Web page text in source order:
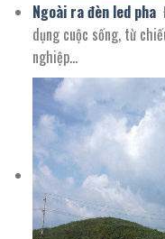
Ngoài ra đèn led pha
dụng cuộc sống, từ
nghiệp…